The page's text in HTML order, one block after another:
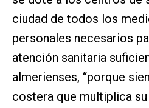
ciudad de todos los
personales necesarios
atención sanitaria
almerienses, “porque
costera que multiplica